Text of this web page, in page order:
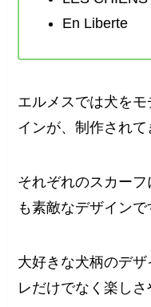
En Liberte
エルメスでは犬を
インが、制作されて
それぞれのスカー
も素敵なデザインで
大好きな犬柄のデ
レだけでなく楽し